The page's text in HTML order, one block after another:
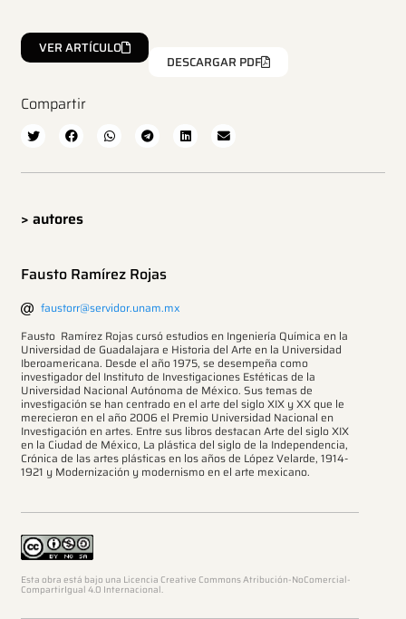
VER ARTÍCULO
DESCARGAR PDF
Compartir
> autores
Fausto Ramírez Rojas
faustorr@servidor.unam.mx
Fausto Ramírez Rojas cursó estudios en Ingeniería Química en la
Universidad de Guadalajara e Historia del Arte en la Universidad
Iberoamericana. Desde el año 1975, se desempeña como
investigador del Instituto de Investigaciones Estéticas de la
Universidad Nacional Autónoma de México. Sus temas de
investigación se han centrado en el arte del siglo XIX y XX que le
merecieron en el año 2006 el Premio Universidad Nacional en
Investigación en artes. Entre sus libros destacan Arte del siglo XIX
en la Ciudad de México, La plástica del siglo de la Independencia,
Crónica de las artes plásticas en los años de López Velarde, 1914-
1921 y Modernización y modernismo en el arte mexicano.
Esta obra está bajo una Licencia Creative Commons Atribución-NoComercial-
CompartirIgual 4.0 Internacional.